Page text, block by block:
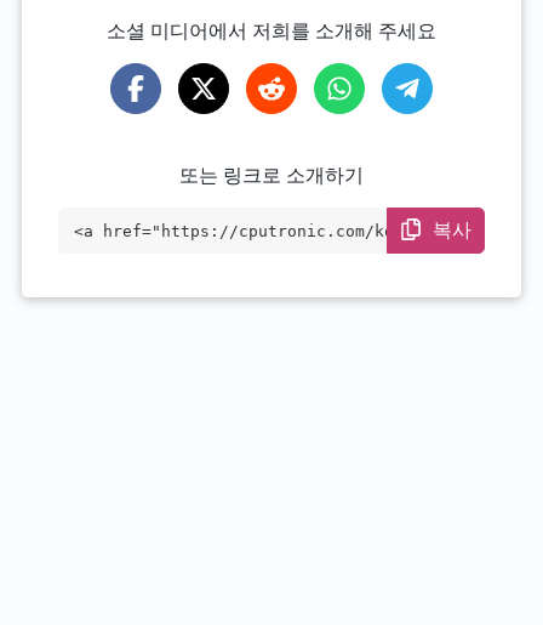
소셜 미디어에서 저희를 소개해 주세요
또는 링크로 소개하기
<a href="https://cputronic.com/ko/cpu/in
복사